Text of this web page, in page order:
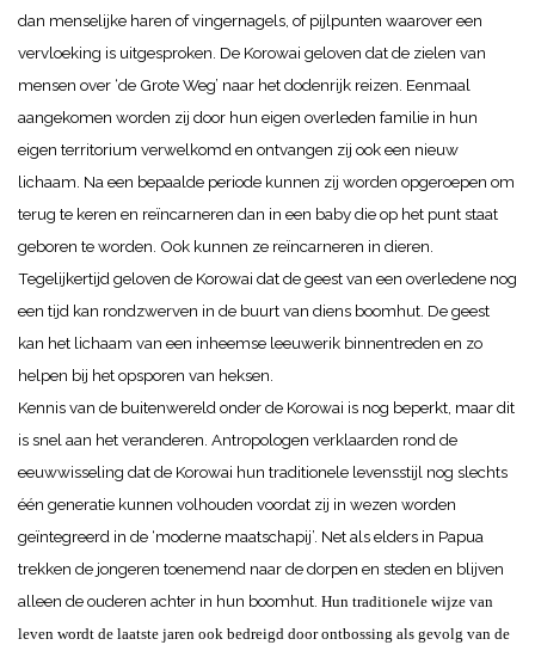
dan menselijke haren of vingernagels, of pijlpunten waarover een
vervloeking is uitgesproken. De Korowai geloven dat de zielen van
mensen over ‘de Grote Weg’ naar het dodenrijk reizen. Eenmaal
aangekomen worden zij door hun eigen overleden familie in hun
eigen territorium verwelkomd en ontvangen zij ook een nieuw
lichaam. Na een bepaalde periode kunnen zij worden opgeroepen om
terug te keren en reïncarneren dan in een baby die op het punt staat
geboren te worden. Ook kunnen ze reïncarneren in dieren.
Tegelijkertijd geloven de Korowai dat de geest van een overledene nog
een tijd kan rondzwerven in de buurt van diens boomhut. De geest
kan het lichaam van een inheemse leeuwerik binnentreden en zo
helpen bij het opsporen van heksen.
Kennis van de buitenwereld onder de Korowai is nog beperkt, maar dit
is snel aan het veranderen. Antropologen verklaarden rond de
eeuwwisseling dat de Korowai hun traditionele levensstijl nog slechts
één generatie kunnen volhouden voordat zij in wezen worden
geïntegreerd in de ‘moderne maatschapij’. Net als elders in Papua
trekken de jongeren toenemend naar de dorpen en steden en blijven
alleen de ouderen achter in hun boomhut. Hun traditionele wijze van
leven wordt de laatste jaren ook bedreigd door ontbossing als gevolg van de